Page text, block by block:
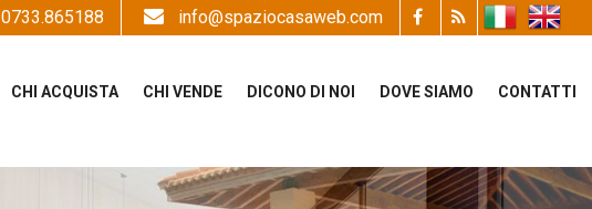
CHI ACQUISTA CHI VENDE DICONO DI NOI DOVE SIAMO CONTATTI
info@spaziocasaweb.com
0733.865188